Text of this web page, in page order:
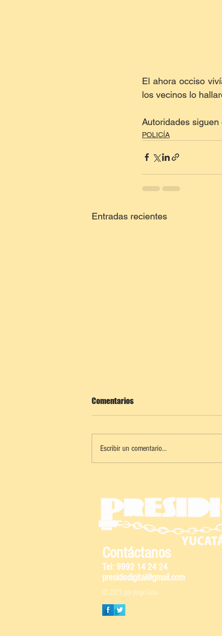
El ahora occiso
los vecinos lo
Autoridades
POLICÍA
Entradas recientes
Comentarios
Escribir un comentario...
Contáctanos
Tel: 9992 14 24 24
presidiodigital@gmail.com
© 2020 por Jorge Sosa